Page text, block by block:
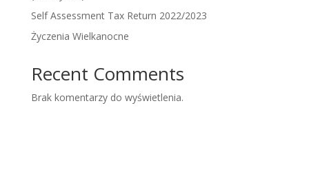
Self Assessment Tax Return 2022/2023
Życzenia Wielkanocne
Recent Comments
Brak komentarzy do wyświetlenia.